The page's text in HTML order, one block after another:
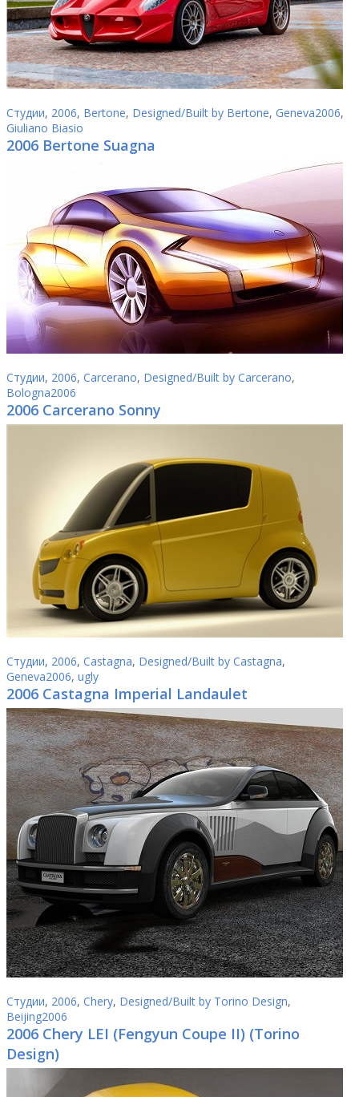
Студии, 2006, Bertone, Designed/Built by Bertone, Geneva2006,
Giuliano Biasio
2006 Bertone Suagna
Студии, 2006, Carcerano, Designed/Built by Carcerano,
Bologna2006
2006 Carcerano Sonny
Студии, 2006, Castagna, Designed/Built by Castagna,
Geneva2006, ugly
2006 Castagna Imperial Landaulet
Студии, 2006, Chery, Designed/Built by Torino Design,
Beijing2006
2006 Chery LEI (Fengyun Coupe II) (Torino
Design)